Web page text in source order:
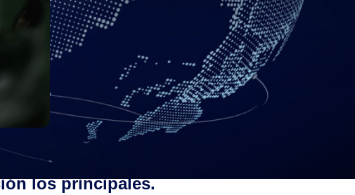
cientos de riesgos,
los principales.